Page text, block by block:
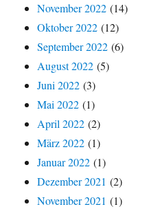
November 2022 (14)
Oktober 2022 (12)
September 2022 (6)
August 2022 (5)
Juni 2022 (3)
Mai 2022 (1)
April 2022 (2)
März 2022 (1)
Januar 2022 (1)
Dezember 2021 (2)
November 2021 (1)